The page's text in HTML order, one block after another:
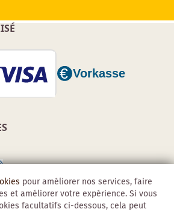
pour améliorer nos services, faire
et améliorer votre expérience. Si vous
facultatifs ci-dessous, cela peut